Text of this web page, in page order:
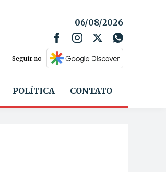
06/08/2026
Seguir no
POLÍTICA CONTATO